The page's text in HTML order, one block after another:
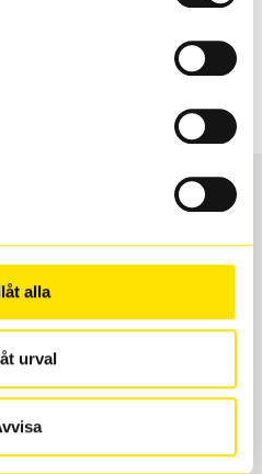
alla
urval
Däckspecialen
eller fälgar hos oss
av våra däckverkstäder i
(Bäckebol) eller
du datum och tid för
för en säker körning.